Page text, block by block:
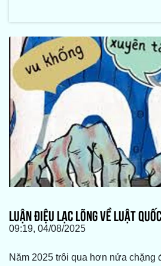
LUẬN ĐIỆU LẠC LÕNG VỀ LUẬT
09:19, 04/08/2025
Năm 2025 trôi qua hơn nửa chặng